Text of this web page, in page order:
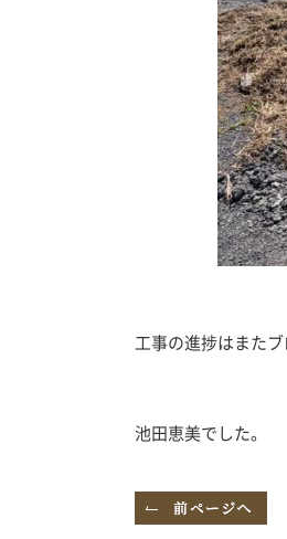
工事の進捗はまた
池田恵美でした。